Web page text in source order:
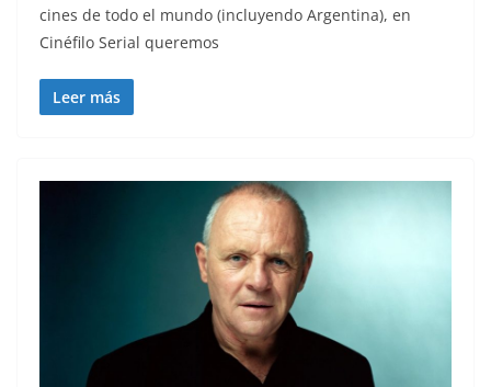
cines de todo el mundo (incluyendo Argentina), en
Cinéfilo Serial queremos
Leer más